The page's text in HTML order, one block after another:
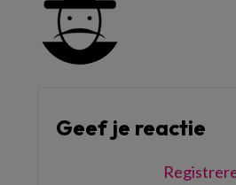
Geef je reactie